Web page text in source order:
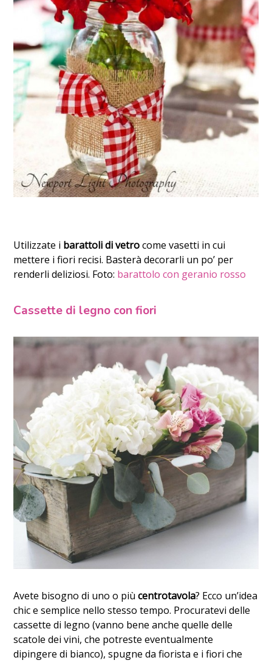
Utilizzate i barattoli di vetrocome vasetti in cui
mettere i fiori recisi. Basterà decorarli un po’ per
renderli deliziosi. Foto: barattolo con geranio rosso
Cassette di legno con fiori
Avete bisogno di uno o piùcentrotavola? Ecco un’idea
chic e semplice nello stesso tempo. Procuratevi delle
cassette di legno (vanno bene anche quelle delle
scatole dei vini, che potreste eventualmente
dipingere di bianco), spugne da fiorista e i fiori che